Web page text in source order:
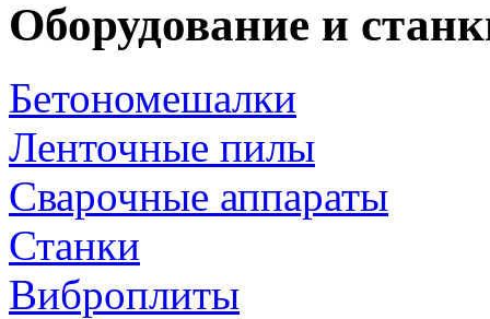
Оборудование и
Бетономешалки
Ленточные пилы
Сварочные аппараты
Станки
Виброплиты